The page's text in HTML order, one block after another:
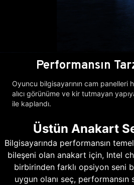
Performansın
Oyuncu bilgisayarının cam panelleri
alıcı görünüme ve kir tutmayan
ile kaplandı.
Üstün Anakart
Bilgisayarında performansın
bileşeni olan anakart için, Intel
birbirinden farklı opsiyon seni
uygun olanı seç, performansın